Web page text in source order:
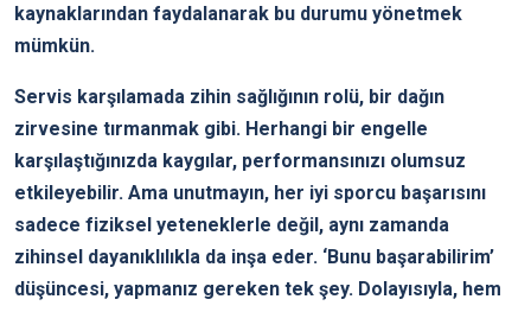
kaynaklarından faydalanarak bu durumu yönetmek
mümkün.
Servis karşılamada zihin sağlığının rolü, bir dağın
zirvesine tırmanmak gibi. Herhangi bir engelle
karşılaştığınızda kaygılar, performansınızı olumsuz
etkileyebilir. Ama unutmayın, her iyi sporcu başarısını
sadece fiziksel yeteneklerle değil, aynı zamanda
zihinsel dayanıklılıkla da inşa eder. ‘Bunu başarabilirim’
düşüncesi, yapmanız gereken tek şey. Dolayısıyla, hem